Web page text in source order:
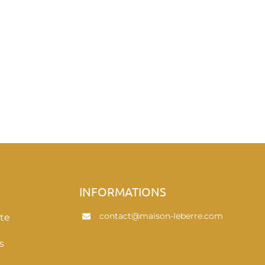
INFORMATIONS
contact@maison-leberre.com